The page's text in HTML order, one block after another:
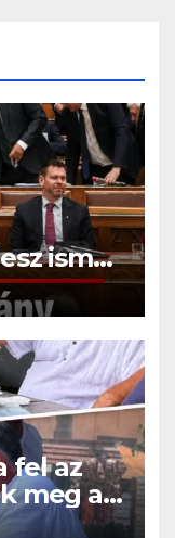
ismét
fel az
meg az